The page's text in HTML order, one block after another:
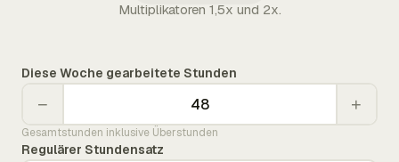
Multiplikatoren 1,5x und 2x.
Diese Woche gearbeitete Stunden
− +
Gesamtstunden inklusive Überstunden
Regulärer Stundensatz